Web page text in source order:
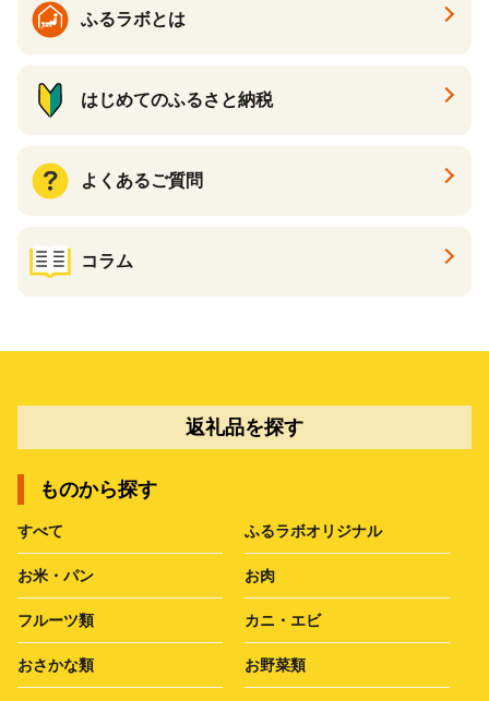
ふるラボとは
はじめてのふるさと納税
よくあるご質問
コラム
返礼品を探す
ものから探す
すべて ふるラボオリジナル
お米・パン お肉
フルーツ類 カニ・エビ
おさかな類 お野菜類